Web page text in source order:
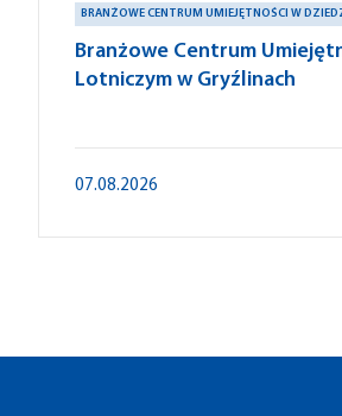
BRANŻOWE CENTRUM UMIEJĘTNOŚCI W
Branżowe Centrum
Lotniczym w Gryźlinach
07.08.2026